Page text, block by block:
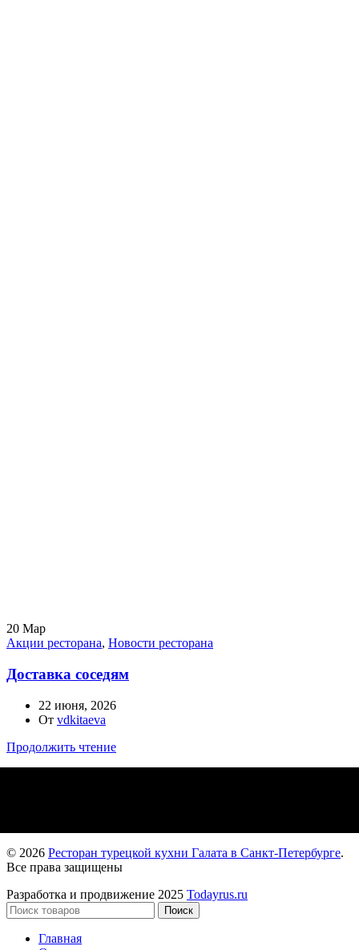
20 Мар
Акции ресторана, Новости ресторана
Доставка соседям
22 июня, 2026
От vdkitaeva
Продолжить чтение
© 2026 Ресторан турецкой кухни Галата в Санкт-Петербурге.
Все права защищены
Разработка и продвижение 2025 Todayrus.ru
Поиск
Главная